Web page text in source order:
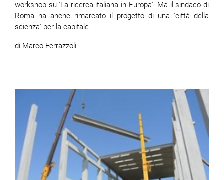
workshop su 'La ricerca italiana in Europa'. Ma il sindaco di
Roma ha anche rimarcato il progetto di una 'città della
scienza' per la capitale
di Marco Ferrazzoli